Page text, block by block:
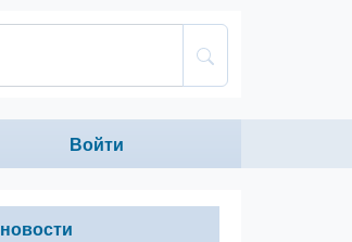
Anonumous menu
Войти
новости